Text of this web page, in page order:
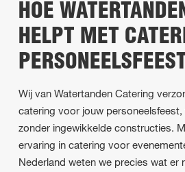
HOE
HELPT MET
Wij van Watertanden Catering
catering voor jouw
zonder ingewikkelde constructies.
ervaring in catering voor
Nederland weten we precies wat er